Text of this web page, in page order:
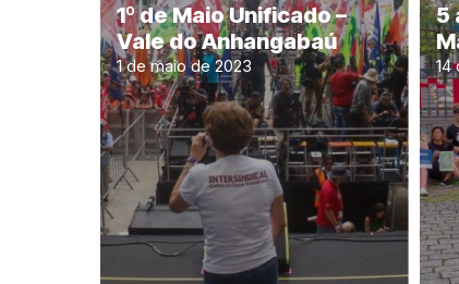
1º de Maio Unificado –
Vale do Anhangabaú
1 de maio de 2023
5
14